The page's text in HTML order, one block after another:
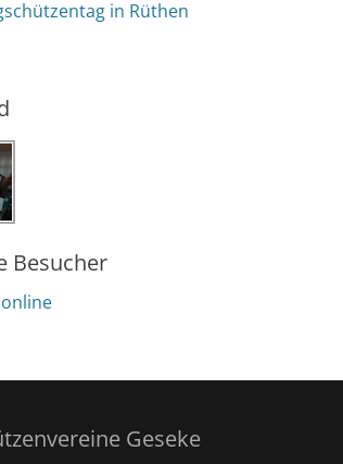
in Rüthen
Besucher
online
Geseke